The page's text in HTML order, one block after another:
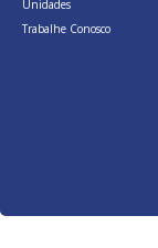
Unidades
Trabalhe Conosco